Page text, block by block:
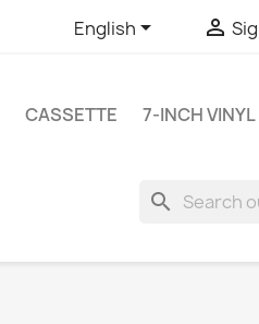
English 
CASSETTE 7-INCH VINYL
search